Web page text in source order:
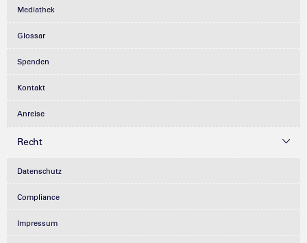
Mediathek
Glossar
Spenden
Kontakt
Anreise
Recht
Datenschutz
Compliance
Impressum